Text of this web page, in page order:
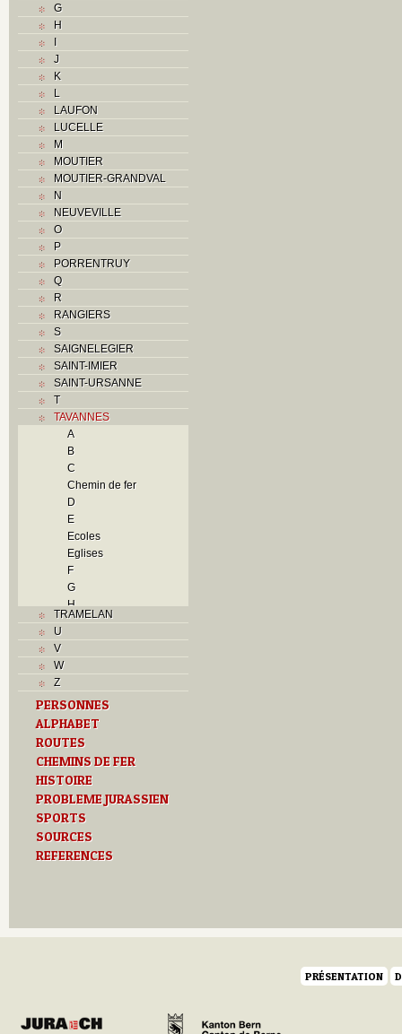
G
H
I
J
K
L
LAUFON
LUCELLE
M
MOUTIER
MOUTIER-GRANDVAL
N
NEUVEVILLE
O
P
PORRENTRUY
Q
R
RANGIERS
S
SAIGNELEGIER
SAINT-IMIER
SAINT-URSANNE
T
TAVANNES
A
B
C
Chemin de fer
D
E
Ecoles
Eglises
F
G
H
I
P
Problème jurassien
R
Routes
S
Textes
Z
TRAMELAN
U
V
W
Z
PERSONNES
ALPHABET
ROUTES
CHEMINS DE FER
HISTOIRE
PROBLEME JURASSIEN
SPORTS
SOURCES
REFERENCES
PRÉSENTATION